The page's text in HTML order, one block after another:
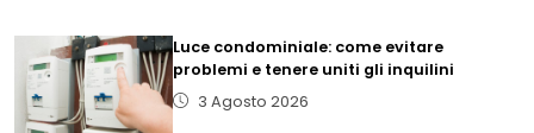
Luce condominiale: come evitare
problemi e tenere uniti gli inquilini
3 Agosto 2026